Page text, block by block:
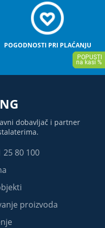
POGODNOSTI PRI PLAĆANJU
dobavljač i partner
25 80 100
proizvoda